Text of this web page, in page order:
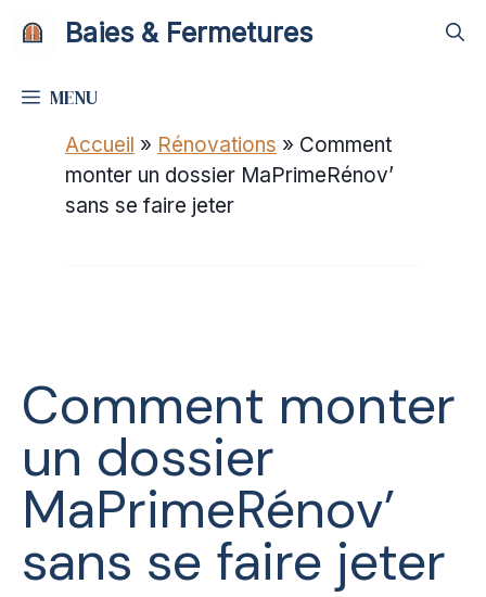
Baies & Fermetures
MENU
Accueil » Rénovations » Comment
monter un dossier MaPrimeRénov’
sans se faire jeter
Comment monter
un dossier
MaPrimeRénov’
sans se faire jeter